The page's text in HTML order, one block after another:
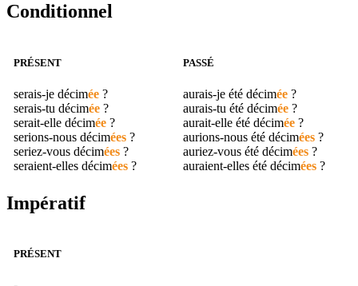
Conditionnel
PRÉSENT
serais-je décimée ?
serais-tu décimée ?
serait-elle décimée ?
serions-nous décimées ?
seriez-vous décimées ?
seraient-elles décimées ?
PASSÉ
aurais-je été décimée?
aurais-tu été décimée?
aurait-elle été décimée?
aurions-nous été décimées?
auriez-vous été décimées?
auraient-elles été décimées?
Impératif
PRÉSENT